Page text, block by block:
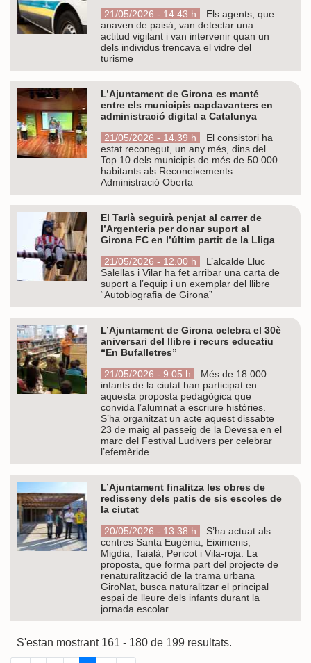
21/05/2026 - 14.43 h
Els agents, que
anaven de paisà, van detectar una
actitud vigilant i van intervenir quan un
dels individus trencava el vidre del
turisme
L’Ajuntament de Girona es manté
entre els municipis capdavanters en
administració digital a Catalunya
21/05/2026 - 14.39 h
El consistori ha
estat reconegut, un any més, dins del
Top 10 dels municipis de més de 50.000
habitants als Reconeixements
Administració Oberta
El Tarlà seguirà penjat al carrer de
l’Argenteria per donar suport al
Girona FC en l’últim partit de la Lliga
21/05/2026 - 12.00 h
L’alcalde Lluc
Salellas i Vilar ha fet arribar una carta de
suport a l’equip i un exemplar del llibre
“Autobiografia de Girona”
L’Ajuntament de Girona celebra el 30è
aniversari del llibre i recurs educatiu
“En Bufalletres”
21/05/2026 - 9.05 h
Més de 18.000
infants de la ciutat han participat en
aquesta proposta pedagògica que
convida l’alumnat a escriure històries.
S’ha organitzat un acte aquest dissabte
23 de maig al passeig de la Devesa en el
marc del Festival Ludivers per celebrar
l’efemèride
L’Ajuntament finalitza les obres de
redisseny dels patis de sis escoles de
la ciutat
20/05/2026 - 13.38 h
S’ha actuat als
centres Santa Eugènia, Eiximenis,
Migdia, Taialà, Pericot i Vila-roja. La
proposta, que forma part del projecte de
renaturalització de la trama urbana
GiroNat, busca naturalitzar el principal
espai de lleure dels infants durant la
jornada escolar
S'estan mostrant 161 - 180 de 199 resultats.